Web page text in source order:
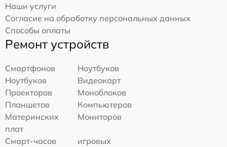
Наши услуги
Согласие на обработку персональных данных
Способы оплаты
Ремонт устройств
Смартфонов
Ноутбуков
Ноутбуков
Видеокарт
Проекторов
Моноблоков
Планшетов
Компьютеров
Материнских
плат
Мониторов
Смарт-часов
игровых